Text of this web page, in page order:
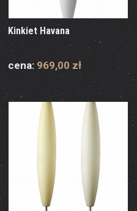
Kinkiet Havana
cena: 969,00 zł